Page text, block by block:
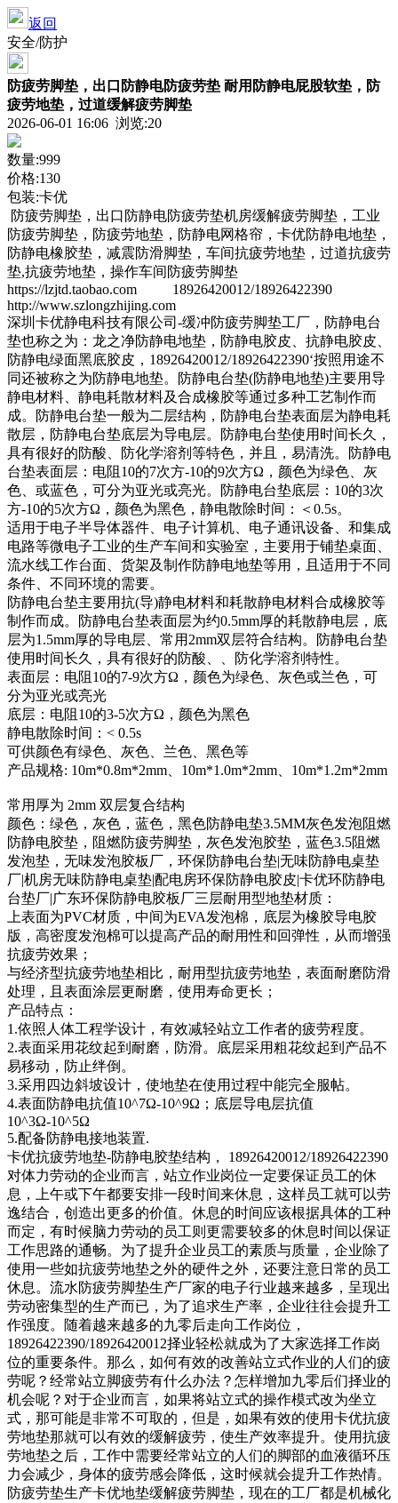
返回
安全/防护
防疲劳脚垫，出口防静电防疲劳垫 耐用防静电屁股软垫，防
疲劳地垫，过道缓解疲劳脚垫
2026-06-01 16:06 浏览:20
数量:999
价格:130
包装:卡优
防疲劳脚垫，出口防静电防疲劳垫机房缓解疲劳脚垫，工业
防疲劳脚垫，防疲劳地垫，防静电网格帘，卡优防静电地垫，
防静电橡胶垫，减震防滑脚垫，车间抗疲劳地垫，过道抗疲劳
垫,抗疲劳地垫，操作车间防疲劳脚垫
https://lzjtd.taobao.com 18926420012/18926422390
http://www.szlongzhijing.com
深圳卡优静电科技有限公司-缓冲防疲劳脚垫工厂，防静电台
垫也称之为：龙之净防静电地垫，防静电胶皮、抗静电胶皮、
防静电绿面黑底胶皮，18926420012/18926422390‘按照用途不
同还被称之为防静电地垫。防静电台垫(防静电地垫)主要用导
静电材料、静电耗散材料及合成橡胶等通过多种工艺制作而
成。防静电台垫一般为二层结构，防静电台垫表面层为静电耗
散层，防静电台垫底层为导电层。防静电台垫使用时间长久，
具有很好的防酸、防化学溶剂等特色，并且，易清洗。防静电
台垫表面层：电阻10的7次方-10的9次方Ω，颜色为绿色、灰
色、或蓝色，可分为亚光或亮光。防静电台垫底层：10的3次
方-10的5次方Ω，颜色为黑色，静电散除时间：＜0.5s。
适用于电子半导体器件、电子计算机、电子通讯设备、和集成
电路等微电子工业的生产车间和实验室，主要用于铺垫桌面、
流水线工作台面、货架及制作防静电地垫等用，且适用于不同
条件、不同环境的需要。
防静电台垫主要用抗(导)静电材料和耗散静电材料合成橡胶等
制作而成。防静电台垫表面层为约0.5mm厚的耗散静电层，底
层为1.5mm厚的导电层、常用2mm双层符合结构。防静电台垫
使用时间长久，具有很好的防酸、、防化学溶剂特性。
表面层：电阻10的7-9次方Ω，颜色为绿色、灰色或兰色，可
分为亚光或亮光
底层：电阻10的3-5次方Ω，颜色为黑色
静电散除时间：< 0.5s
可供颜色有绿色、灰色、兰色、黑色等
产品规格: 10m*0.8m*2mm、10m*1.0m*2mm、10m*1.2m*2mm
常用厚为 2mm 双层复合结构
颜色：绿色，灰色，蓝色，黑色防静电垫3.5MM灰色发泡阻燃
防静电胶垫，阻燃防疲劳脚垫，灰色发泡胶垫，蓝色3.5阻燃
发泡垫，无味发泡胶板厂，环保防静电台垫|无味防静电桌垫
厂|机房无味防静电桌垫|配电房环保防静电胶皮|卡优环防静电
台垫厂|广东环保防静电胶板厂三层耐用型地垫材质：
上表面为PVC材质，中间为EVA发泡棉，底层为橡胶导电胶
版，高密度发泡棉可以提高产品的耐用性和回弹性，从而增强
抗疲劳效果；
与经济型抗疲劳地垫相比，耐用型抗疲劳地垫，表面耐磨防滑
处理，且表面涂层更耐磨，使用寿命更长；
产品特点：
1.依照人体工程学设计，有效减轻站立工作者的疲劳程度。
2.表面采用花纹起到耐磨，防滑。底层采用粗花纹起到产品不
易移动，防止绊倒。
3.采用四边斜坡设计，使地垫在使用过程中能完全服帖。
4.表面防静电抗值10^7Ω-10^9Ω；底层导电层抗值
10^3Ω-10^5Ω
5.配备防静电接地装置.
卡优抗疲劳地垫-防静电胶垫结构， 18926420012/18926422390
对体力劳动的企业而言，站立作业岗位一定要保证员工的休
息，上午或下午都要安排一段时间来休息，这样员工就可以劳
逸结合，创造出更多的价值。休息的时间应该根据具体的工种
而定，有时候脑力劳动的员工则更需要较多的休息时间以保证
工作思路的通畅。为了提升企业员工的素质与质量，企业除了
使用一些如抗疲劳地垫之外的硬件之外，还要注意日常的员工
休息。流水防疲劳脚垫生产厂家的电子行业越来越多，呈现出
劳动密集型的生产而已，为了追求生产率，企业往往会提升工
作强度。随着越来越多的九零后走向工作岗位，
18926422390/18926420012择业轻松就成为了大家选择工作岗
位的重要条件。那么，如何有效的改善站立式作业的人们的疲
劳呢？经常站立脚疲劳有什么办法？怎样增加九零后们择业的
机会呢？对于企业而言，如果将站立式的操作模式改为坐立
式，那可能是非常不可取的，但是，如果有效的使用卡优抗疲
劳地垫那就可以有效的缓解疲劳，使生产效率提升。使用抗疲
劳地垫之后，工作中需要经常站立的人们的脚部的血液循环压
力会减少，身体的疲劳感会降低，这时候就会提升工作热情。
防疲劳垫生产卡优地垫缓解疲劳脚垫，现在的工厂都是机械化